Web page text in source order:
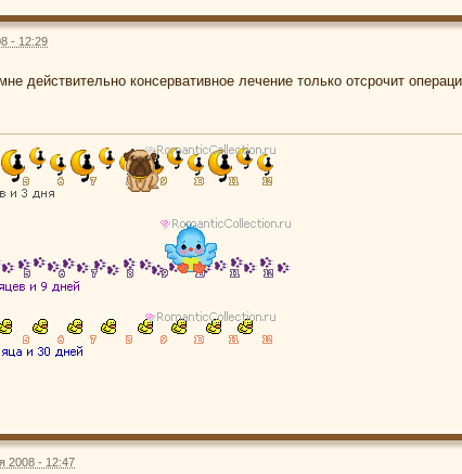
- 12:29
действительно консервативное лечение только отсрочит
2008 - 12:47